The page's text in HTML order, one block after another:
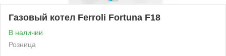
Газовый котел Ferroli Fortuna F18
В наличии
Розница